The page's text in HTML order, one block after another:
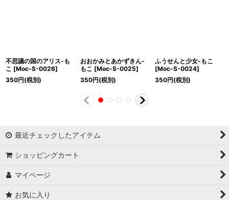
不思議の国のアリス-も
こ [Moc-S-0026]
350円(税別)
おおかみとあかずきん-
もこ [Moc-S-0025]
350円(税別)
ふうせんと少女-もこ
[Moc-S-0024]
350円(税別)
最近チェックしたアイテム
ショッピングカート
マイページ
お気に入り